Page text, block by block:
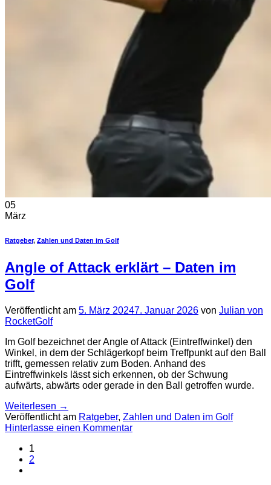
05
März
Ratgeber, Zahlen und Daten im Golf
Angle of Attack erklärt – Daten im
Golf
Veröffentlicht am 5. März 20247. Januar 2026 von Julian von
RocketGolf
Im Golf bezeichnet der Angle of Attack (Eintreffwinkel) den
Winkel, in dem der Schlägerkopf beim Treffpunkt auf den Ball
trifft, gemessen relativ zum Boden. Anhand des
Eintreffwinkels lässt sich erkennen, ob der Schwung
aufwärts, abwärts oder gerade in den Ball getroffen wurde.
Weiterlesen →
Veröffentlicht am Ratgeber, Zahlen und Daten im Golf
Hinterlasse einen Kommentar
1
2